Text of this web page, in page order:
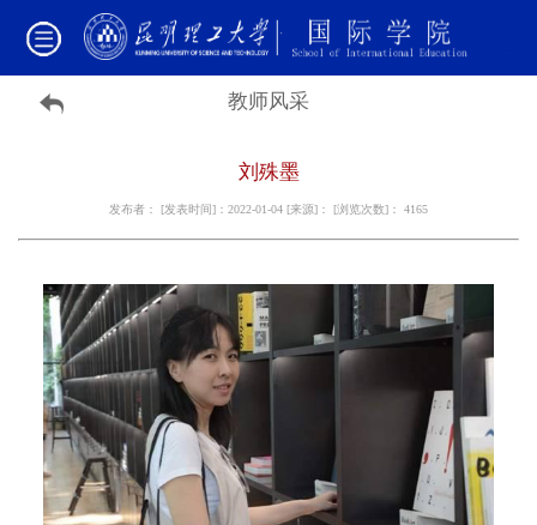
教师风采
刘殊墨
发布者： [发表时间]：2022-01-04 [来源]： [浏览次数]： 4165